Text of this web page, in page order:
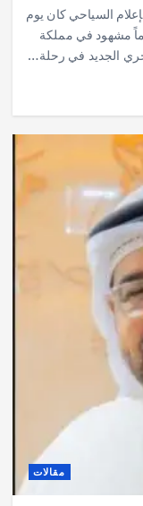
السياحي كان يوم
الماضي السادس من نوفمبر 2025 يوماً مشهود في مملكة
الجديد في رحلة…
مقالات